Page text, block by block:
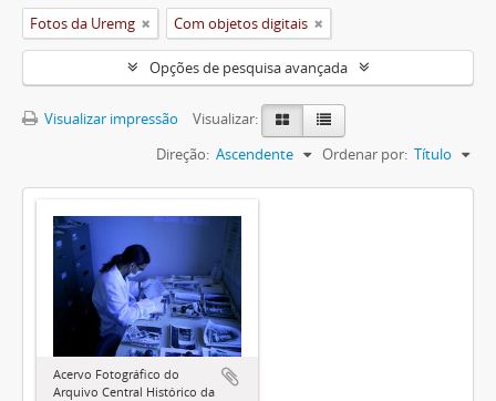
Fotos da Uremg Com objetos digitais
Opções de pesquisa avançada
Visualizar impressão
Visualizar:
Ordenar por: Título
Direção: Ascendente
Acervo Fotográfico do
Arquivo Central Histórico da